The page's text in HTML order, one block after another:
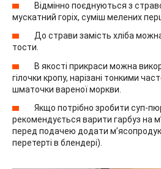
Відмінно поєднуються з
мускатний горіх, суміш мелених
До страви замість хліба
тости.
В якості прикраси можна
гілочки кропу, нарізані тонкими
шматочки вареної моркви.
Якщо потрібно зробити суп-
рекомендується варити гарбуз на
перед подачею додати
перетерті в блендері).